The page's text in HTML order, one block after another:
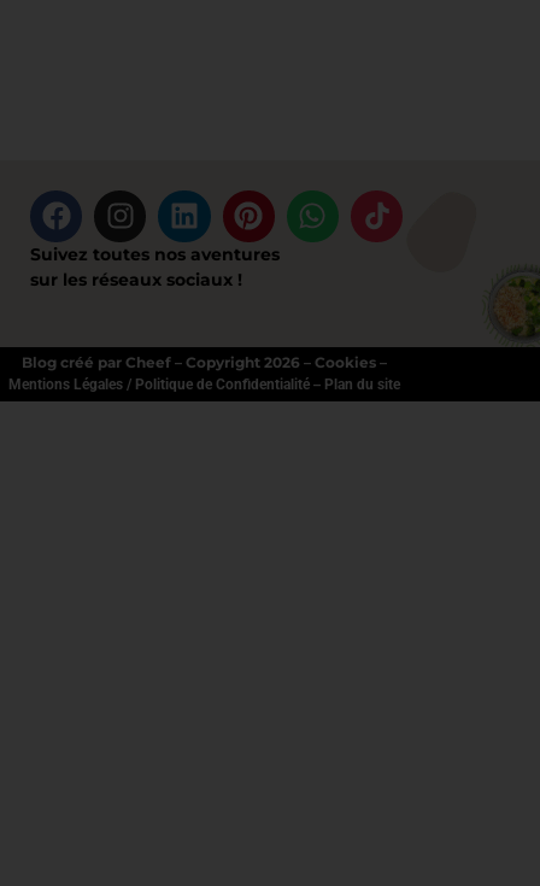
Suivez toutes nos aventures
sur les réseaux sociaux !
Blog créé par Cheef – Copyright 2026 – Cookies –
Mentions Légales / Politique de Confidentialité– Plan du site